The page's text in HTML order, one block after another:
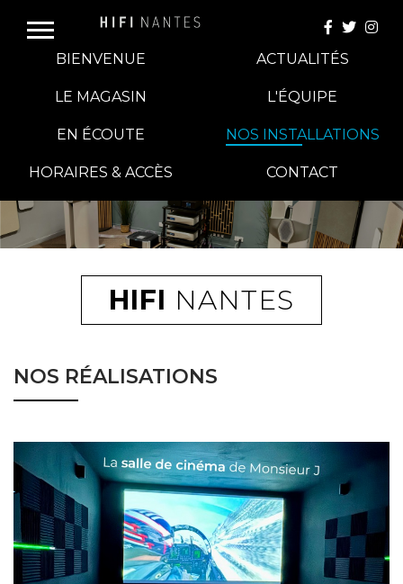
E-BOUTIQUE
HIFI GROUP
MAGASINS
BANCS D'ESSAI
COUPS DE COEUR
DOSSIERS
NOUS CONTACTER
BIENVENUE ACTUALITÉS
LE MAGASIN L'ÉQUIPE
EN ÉCOUTE NOS INSTALLATIONS
HORAIRES & ACCÈS CONTACT
HIFI NANTES
NOS RÉALISATIONS